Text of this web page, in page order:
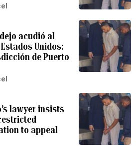
acudió al
Unidos:
de Puerto
lawyer insists
to appeal